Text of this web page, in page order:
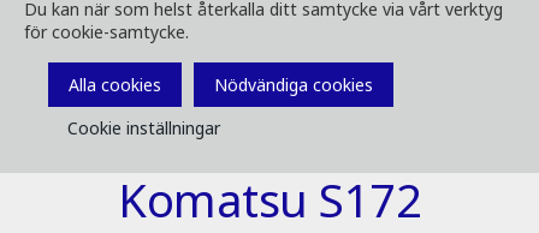
Du kan när som helst återkalla ditt samtycke via vårt verktyg
för cookie-samtycke.
Alla cookies
Nödvändiga cookies
Cookie inställningar
Komatsu S172